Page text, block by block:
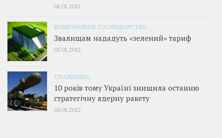
06.01.2012
КОМУНАЛЬНЕ ГОСПОДАРСТВО
Звалищам нададуть «зелений» тариф
05.01.2012
СПАДЩИНА
10 років тому Україні знищила останню
стратегічну ядерну ракету
05.01.2012